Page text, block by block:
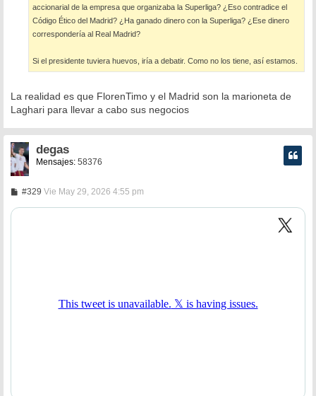
accionarial de la empresa que organizaba la Superliga? ¿Eso contradice el
Código Ético del Madrid? ¿Ha ganado dinero con la Superliga? ¿Ese dinero
correspondería al Real Madrid?
Si el presidente tuviera huevos, iría a debatir. Como no los tiene, así estamos.
La realidad es que FlorenTimo y el Madrid son la marioneta de
Laghari para llevar a cabo sus negocios
degas
Mensajes:58376
#329M
n
Vie May 29, 2026 4:55 pm